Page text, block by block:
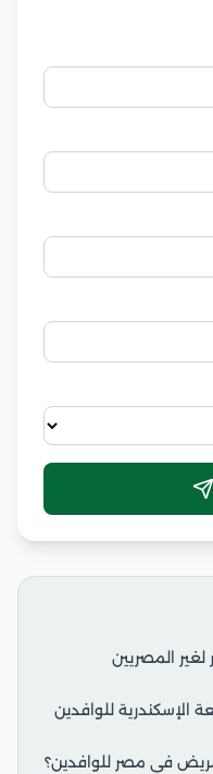
المصريين
الإسكندرية للوافدين
في مصر للوافدين؟